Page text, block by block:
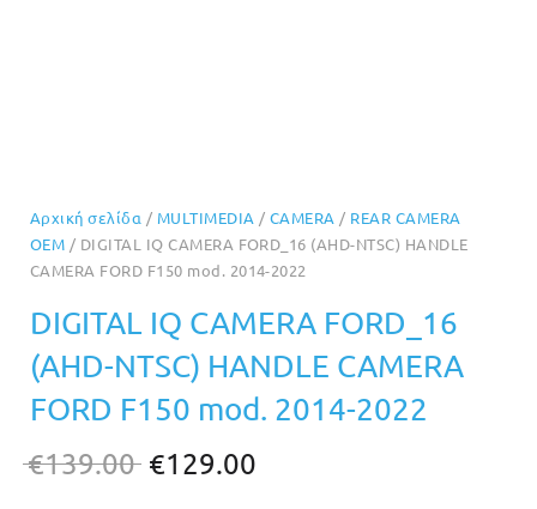
Αρχική σελίδα / MULTIMEDIA / CAMERA / REAR CAMERA
OEM / DIGITAL IQ CAMERA FORD_16 (AHD-NTSC) HANDLE
CAMERA FORD F150 mod. 2014-2022
DIGITAL IQ CAMERA FORD_16
(AHD-NTSC) HANDLE CAMERA
FORD F150 mod. 2014-2022
€139.00 Original
€129.00